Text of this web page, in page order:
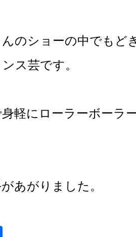
のショーの中でもど
ス芸です。
軽にローラーボーラ
あがりました。